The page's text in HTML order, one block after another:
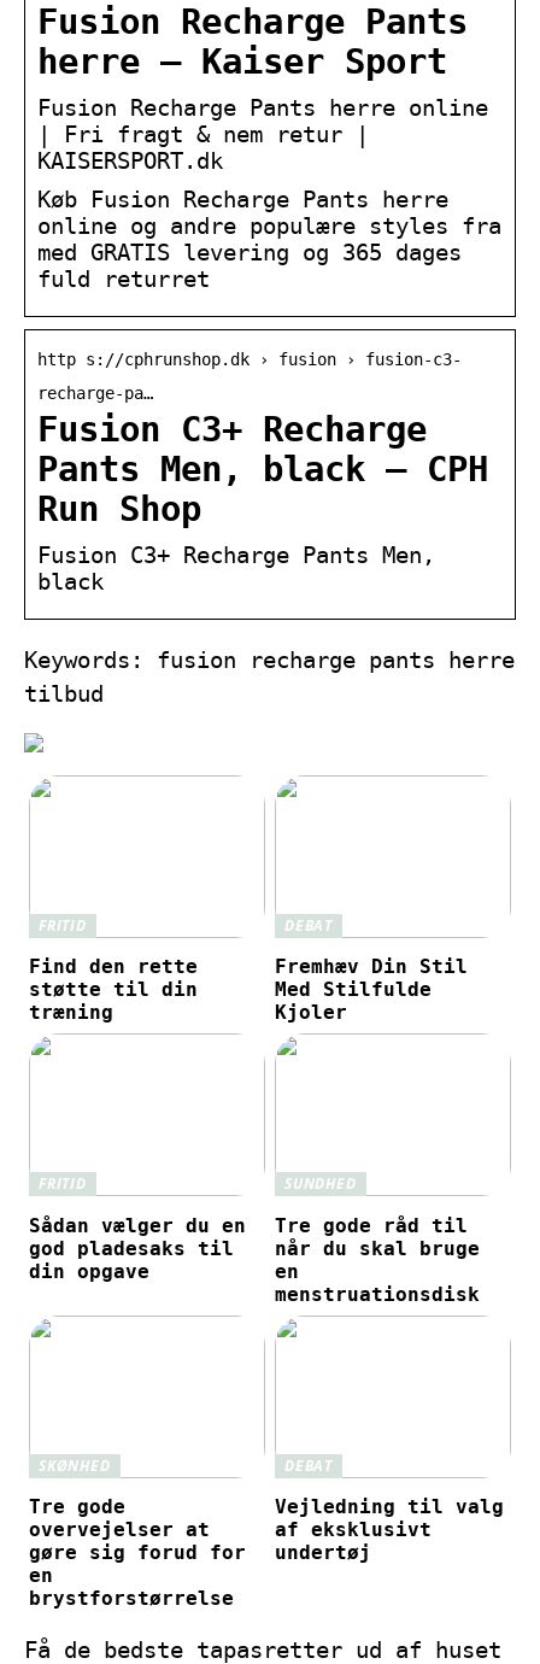
Fusion Recharge Pants
herre – Kaiser Sport
Fusion Recharge Pants herre online
| Fri fragt & nem retur |
KAISERSPORT.dk
Køb Fusion Recharge Pants herre
online og andre populære styles fra
med GRATIS levering og 365 dages
fuld returret
http s://cphrunshop.dk › fusion › fusion-c3-
recharge-pa…
Fusion C3+ Recharge
Pants Men, black – CPH
Run Shop
Fusion C3+ Recharge Pants Men,
black
Keywords: fusion recharge pants herre
tilbud
FRITID
Find den rette
støtte til din
træning
DEBAT
Fremhæv Din Stil
Med Stilfulde
Kjoler
FRITID
Sådan vælger du en
god pladesaks til
din opgave
SUNDHED
Tre gode råd til
når du skal bruge
en
menstruationsdisk
SKØNHED
Tre gode
overvejelser at
gøre sig forud for
en
brystforstørrelse
DEBAT
Vejledning til valg
af eksklusivt
undertøj
Få de bedste tapasretter ud af huset